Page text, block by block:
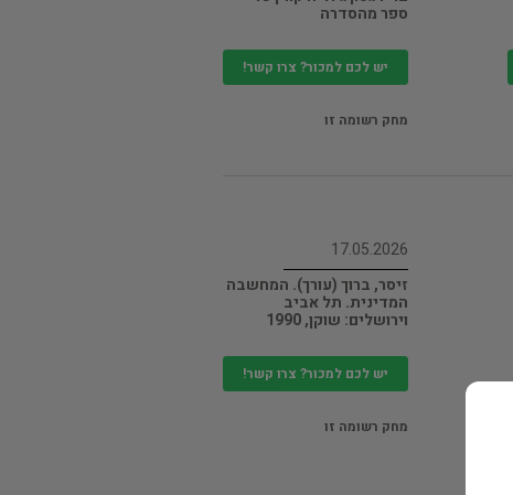
ספר מהסדרה
יש לכם למכור? צרו קשר!
מחק רשומה זו
17.05.2026
זיסר, ברוך (עורך). המחשבה
המדינית. תל אביב
וירושלים: שוקן, 1990
יש לכם למכור? צרו קשר!
מחק רשומה זו